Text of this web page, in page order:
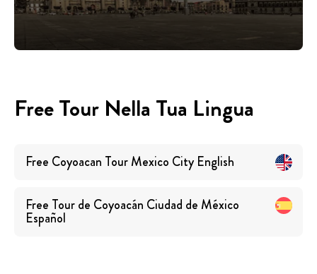
Free Tour Nella Tua Lingua
Free Coyoacan Tour Mexico City English
Free Tour de Coyoacán Ciudad de México
Español